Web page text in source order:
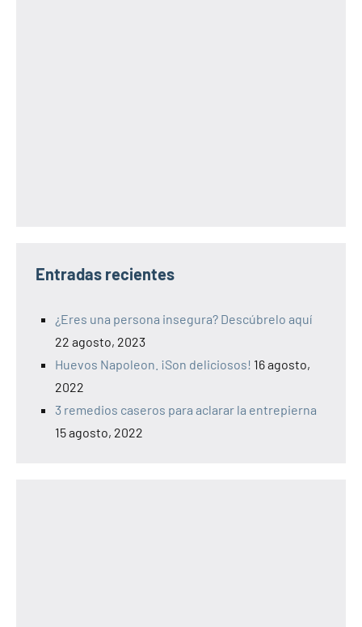
Entradas recientes
¿Eres una persona insegura? Descúbrelo aquí
22 agosto, 2023
Huevos Napoleon. ¡Son deliciosos! 16 agosto,
2022
3 remedios caseros para aclarar la entrepierna
15 agosto, 2022